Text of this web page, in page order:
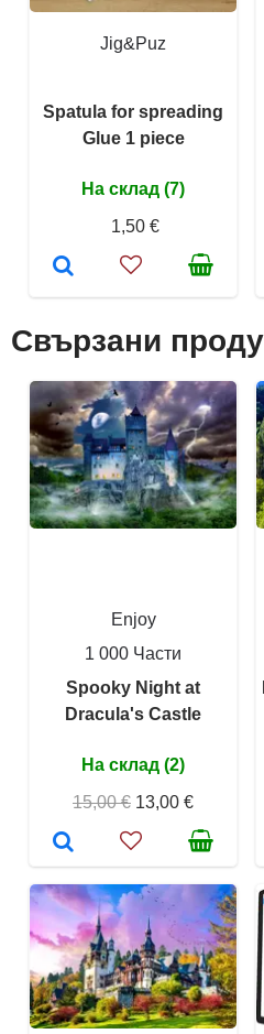
Jig&Puz
Spatula for spreading
Glue 1 piece
На склад (7)
1,50 €
Свързани
Enjoy
1 000 Части
Spooky Night at
Dracula's Castle
На склад (2)
15,00 € 13,00 €